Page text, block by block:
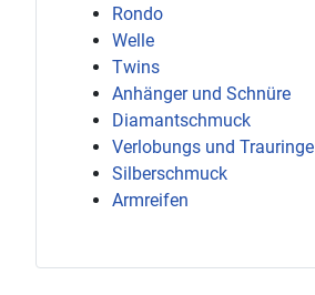
Rondo
Welle
Twins
Anhänger und Schnüre
Diamantschmuck
Verlobungs und Trauringe
Silberschmuck
Armreifen